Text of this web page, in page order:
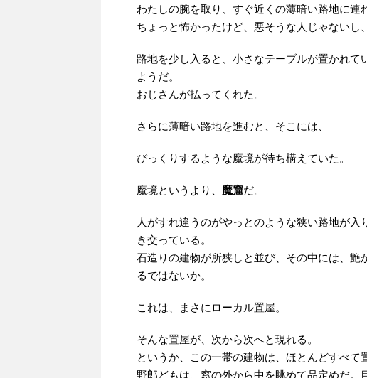
わたしの腕を取り、すぐ近くの薄暗い路地に連
ちょっと怖かったけど、悪そうな人じゃないし
路地を少し入ると、小さなテーブルが置かれ
ようだ。
おじさんが払ってくれた。
さらに薄暗い路地を進むと、そこには、
びっくりするような魔境が待ち構えていた。
魔境というより、 魔窟だ。
人がすれ違うのがやっとのような狭い路地が
き交っている。
石造りの建物が所狭しと並び、その中には、
るではないか。
これは、まさにローカル置屋。
そんな置屋が、次から次へと現れる。
というか、この一帯の建物は、ほとんどすべて
野郎どもは、窓の外から中を眺めて品定めだ。